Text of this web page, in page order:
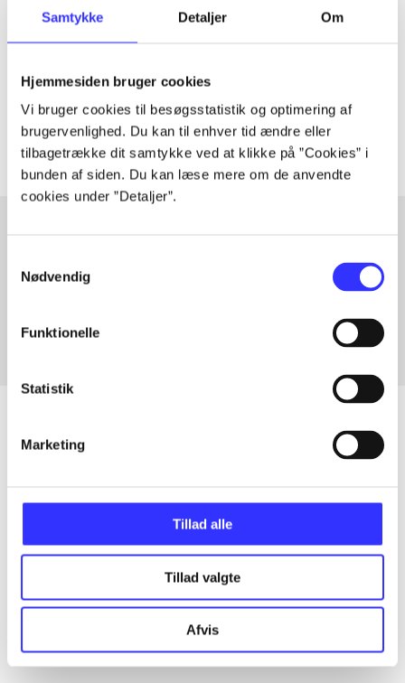
Samtykke Detaljer Om
Hjemmesiden bruger cookies
Vi bruger cookies til besøgsstatistik og optimering af
brugervenlighed. Du kan til enhver tid ændre eller
tilbagetrække dit samtykke ved at klikke på ”Cookies” i
bunden af siden. Du kan læse mere om de anvendte
cookies under ”Detaljer”.
Nødvendig
Funktionelle
Statistik
Marketing
Tillad alle
Tillad valgte
Afvis
Tidsskrift
Artiklerne i handler ofte om
Artikler med samme emner
Alle registrerede artikler fordelt på udgivelser
...
...
...